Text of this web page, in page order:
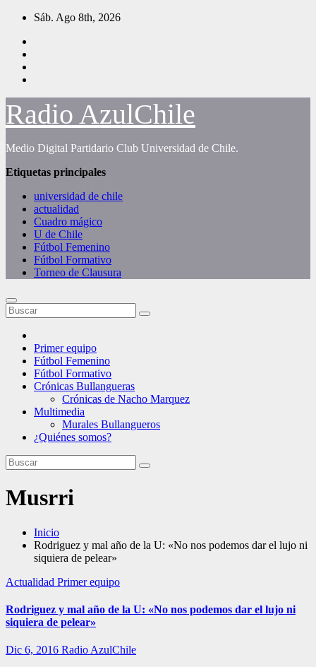
Saltar
contenido
Sáb. Ago 8th, 2026
Radio AzulChile
Medio Digital Partidario Club Universidad de Chile.
Etiquetas principales
universidad de chile
actualidad
Cuadro mágico
U de Chile
Fútbol Femenino
Fútbol Formativo
Torneo de Clausura
Primer equipo
Fútbol Femenino
Fútbol Formativo
Crónicas Bullangueras
Crónicas de Nacho Marquez
Multimedia
Murales Bullangueros
¿Quiénes somos?
Musrri
Inicio
Rodriguez y mal año de la U: «No nos podemos dar el lujo ni
siquiera de pelear»
Actualidad Primer equipo
Rodriguez y mal año de la U: «No nos podemos dar el lujo ni
siquiera de pelear»
Dic 6, 2016 Radio AzulChile